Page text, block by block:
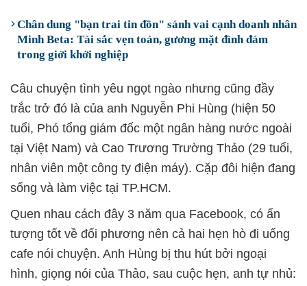
Chân dung "bạn trai tin đồn" sánh vai cạnh doanh nhân
Minh Beta: Tài sắc vẹn toàn, gương mặt đình đám
trong giới khởi nghiệp
Câu chuyện tình yêu ngọt ngào nhưng cũng đầy
trắc trở đó là của anh Nguyễn Phi Hùng (hiện 50
tuổi, Phó tổng giám đốc một ngân hàng nước ngoài
tại Việt Nam) và Cao Trương Trường Thảo (29 tuổi,
nhân viên một công ty điện máy). Cặp đôi hiện đang
sống và làm việc tại TP.HCM.
Quen nhau cách đây 3 năm qua Facebook, có ấn
tượng tốt về đối phương nên cả hai hẹn hò đi uống
cafe nói chuyện. Anh Hùng bị thu hút bởi ngoại
hình, giọng nói của Thảo, sau cuộc hẹn, anh tự nhủ: